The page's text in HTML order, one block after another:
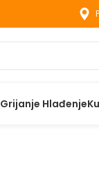
Grijanje Hlađenje